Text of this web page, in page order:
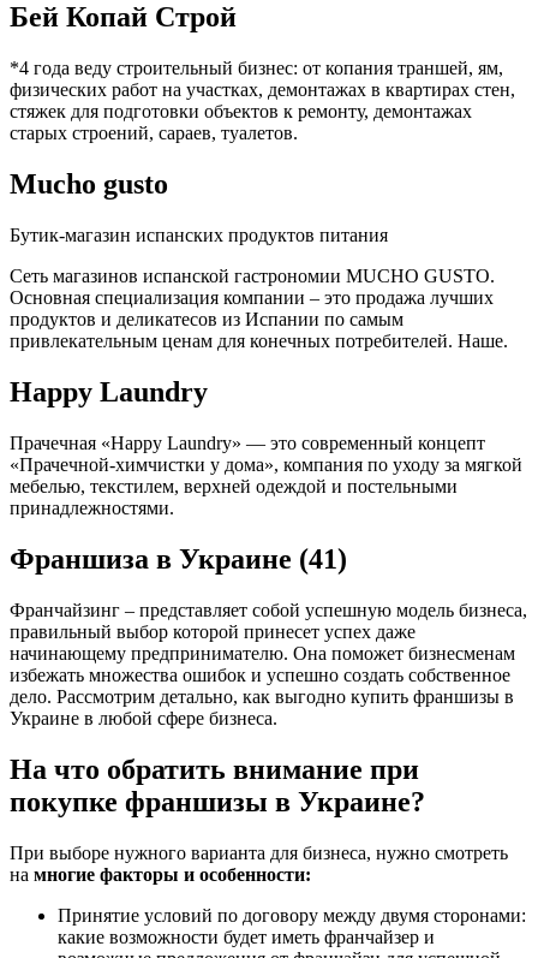
Бей Копай Строй
*4 года веду строительный бизнес: от копания траншей, ям,
физических работ на участках, демонтажах в квартирах стен,
стяжек для подготовки объектов к ремонту, демонтажах
старых строений, сараев, туалетов.
Mucho gusto
Бутик-магазин испанских продуктов питания
Сеть магазинов испанской гастрономии MUCHO GUSTO.
Основная специализация компании – это продажа лучших
продуктов и деликатесов из Испании по самым
привлекательным ценам для конечных потребителей. Наше.
Happy Laundry
Прачечная «Happy Laundry» — это современный концепт
«Прачечной-химчистки у дома», компания по уходу за мягкой
мебелью, текстилем, верхней одеждой и постельными
принадлежностями.
Франшиза в Украине (41)
Франчайзинг – представляет собой успешную модель бизнеса,
правильный выбор которой принесет успех даже
начинающему предпринимателю. Она поможет бизнесменам
избежать множества ошибок и успешно создать собственное
дело. Рассмотрим детально, как выгодно купить франшизы в
Украине в любой сфере бизнеса.
На что обратить внимание при
покупке франшизы в Украине?
При выборе нужного варианта для бизнеса, нужно смотреть
на многие факторы и особенности:
Принятие условий по договору между двумя сторонами:
какие возможности будет иметь франчайзер и